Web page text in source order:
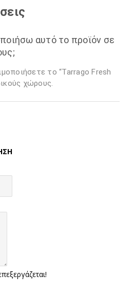
αυτό το προϊόν σε
το “Tarrago Fresh
χώρους.